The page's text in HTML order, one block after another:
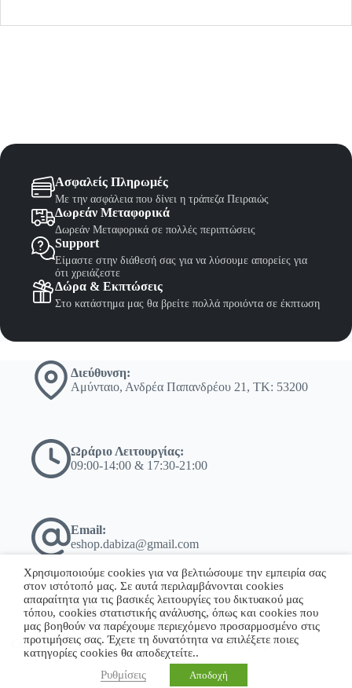
Ασφαλείς Πληρωμές
Με την ασφάλεια που δίνει η τράπεζα Πειραιώς
Δωρεάν Μεταφορικά
Δωρεάν Μεταφορικά σε πολλές περιπτώσεις
Support
Είμαστε στην διάθεσή σας για να λύσουμε απορείες για
ότι χρειάζεστε
Δώρα & Εκπτώσεις
Στο κατάστημα μας θα βρείτε πολλά προιόντα σε έκπτωση
Διεύθυνση:
Αμύνταιο, Ανδρέα Παπανδρέου 21, ΤΚ: 53200
Ωράριο Λειτουργίας:
09:00-14:00 & 17:30-21:00
Email:
eshop.dabiza@gmail.com
+30 23860 23775
Copyright © 2026 - WordPress Theme by Σκόδρας Ηλίας
Χρησιμοποιούμε cookies για να βελτιώσουμε την εμπειρία σας
στον ιστότοπό μας. Σε αυτά περιλαμβάνονται cookies
απαραίτητα για τις βασικές λειτουργίες του δικτυακού μας
τόπου, cookies στατιστικής ανάλυσης, όπως και cookies που
μας βοηθούν να παρέχουμε περιεχόμενο προσαρμοσμένο στις
προτιμήσεις σας. Έχετε τη δυνατότητα να επιλέξετε ποιες
κατηγορίες cookies θα αποδεχτείτε..
Ρυθμίσεις
Αποδοχή